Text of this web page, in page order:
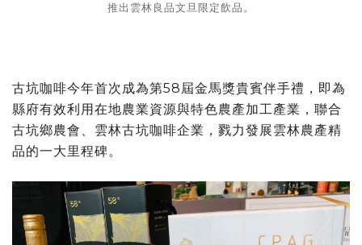
推出雲林良品文旦限定飲品。
古坑咖啡今年首次成為第58屆金馬獎貴賓伴手禮，即為
縣府有效利用在地農業資源與特色農產加工產業，聯合
古坑鄉農會、雲林古坑咖啡企業，戮力發展雲林農產精
品的一大里程碑。